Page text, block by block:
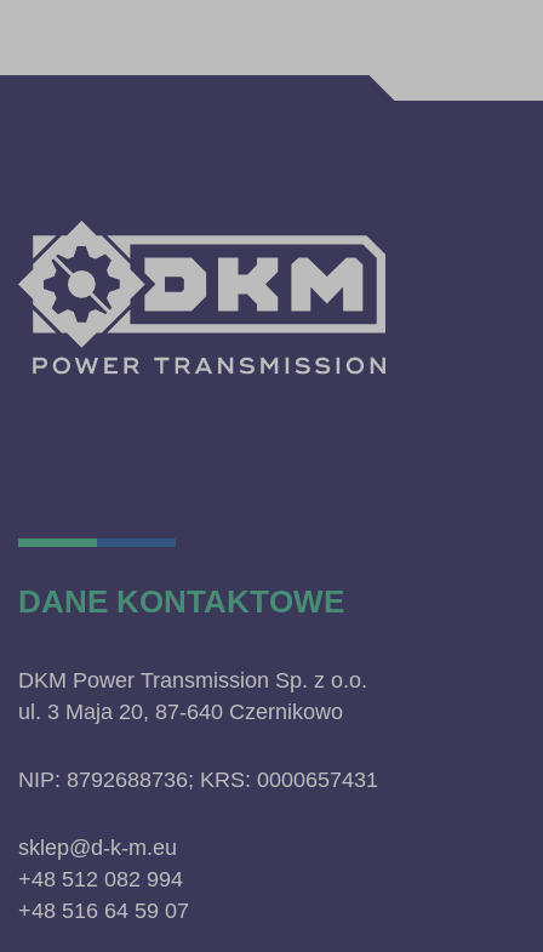
DANE KONTAKTOWE
DKM Power Transmission Sp. z o.o.
ul. 3 Maja 20, 87-640 Czernikowo
NIP: 8792688736; KRS: 0000657431
sklep@d-k-m.eu
+48 512 082 994
+48 516 64 59 07